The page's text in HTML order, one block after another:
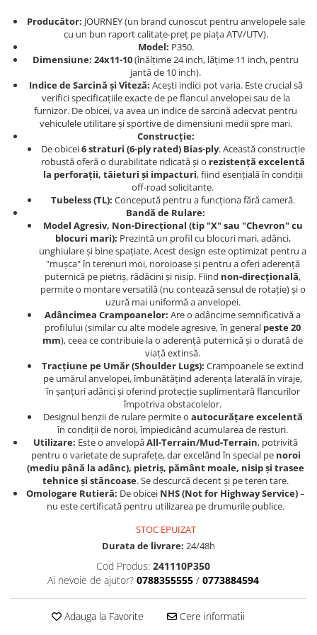
Planetare
Transmisie, Variator & Ambreiaj
Ambreiaj
Fulie Variator
Intinzatoare Lant
Motor Transmisie
Oala ambreiaj
PATINA GHIDAJ
Piulita ambreiaj & diferential
Role Variator
Schimbatoare Viteza
Slider fulie
Tamburi Ambreiaj
Variatoare
Sistem Electric & Electronică
Baterii ATV
Blocuri Comenzi
Bobina inductie
Butoane
CALCULATOR SERVO
Carcasa bord
Contacte
ELECTROMOTOR
Sigurante
Statoare
Termostate
Copii
Genti/Rucsacuri
ATV/Quad
Cagule/Masti
Camasi
Casti
Protectii
OCHELARI
ATV - QUAD
Cross - Enduro
Strada
Protectii
Centura Spate
Genunchiere
Husa
Protectii D3O
Slidere
Parbrize moto
Pedale si Scarite
Proiectoare
Suveniruri
Transport
Uleiuri
ACCESORII SNOWMOBIL
INTRETINERE MOTO & ATV
Producător: JOURNEY (un brand cunoscut pentru anvelopele sale
cu un bun raport calitate-preț pe piața ATV/UTV).
Model: P350.
Dimensiune: 24x11-10(înălțime 24 inch, lățime 11 inch, pentru
jantă de 10 inch).
Indice de Sarcină și Viteză: Acești indici pot varia. Este crucial să
verifici specificațiile exacte de pe flancul anvelopei sau de la
furnizor. De obicei, va avea un indice de sarcină adecvat pentru
vehiculele utilitare și sportive de dimensiuni medii spre mari.
Construcție:
De obicei6 straturi (6-ply rated) Bias-ply. Această construcție
robustă oferă o durabilitate ridicată și o rezistență excelentă
la perforații, tăieturi și impacturi, fiind esențială în condiții
off-road solicitante.
Tubeless (TL): Concepută pentru a funcționa fără cameră.
Bandă de Rulare:
Model Agresiv, Non-Direcțional (tip "X" sau "Chevron" cu
blocuri mari): Prezintă un profil cu blocuri mari, adânci,
unghiulare și bine spațiate. Acest design este optimizat pentru a
"mușca" în terenuri moi, noroioase și pentru a oferi aderență
puternică pe pietriș, rădăcini și nisip. Fiind non-direcțională,
permite o montare versatilă (nu contează sensul de rotație) și o
uzură mai uniformă a anvelopei.
Adâncimea Crampoanelor: Are o adâncime semnificativă a
profilului (similar cu alte modele agresive, în general peste 20
mm), ceea ce contribuie la o aderență puternică și o durată de
viață extinsă.
Tracțiune pe Umăr (Shoulder Lugs): Crampoanele se extind
pe umărul anvelopei, îmbunătățind aderența laterală în viraje,
în șanțuri adânci și oferind protecție suplimentară flancurilor
împotriva obstacolelor.
Designul benzii de rulare permite o autocurățare excelentă
în condiții de noroi, împiedicând acumularea de resturi.
Utilizare: Este o anvelopăAll-Terrain/Mud-Terrain, potrivită
pentru o varietate de suprafețe, dar excelând în special pe noroi
(mediu până la adânc), pietriș, pământ moale, nisip și trasee
tehnice și stâncoase. Se descurcă decent și pe teren tare.
Omologare Rutieră: De obicei NHS (Not for Highway Service)–
nu este certificată pentru utilizarea pe drumurile publice.
STOC EPUIZAT
Durata de livrare: 24/48h
Cod Produs: 241110P350
Ai nevoie de ajutor? 0788355555 / 0773884594
Adauga la Favorite Cere informatii